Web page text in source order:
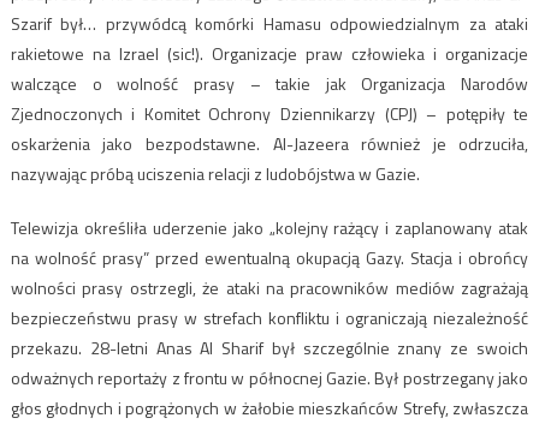
Szarif był… przywódcą komórki Hamasu odpowiedzialnym za ataki
rakietowe na Izrael (sic!). Organizacje praw człowieka i organizacje
walczące o wolność prasy – takie jak Organizacja Narodów
Zjednoczonych i Komitet Ochrony Dziennikarzy (CPJ) – potępiły te
oskarżenia jako bezpodstawne. Al-Jazeera również je odrzuciła,
nazywając próbą uciszenia relacji z ludobójstwa w Gazie.
Telewizja określiła uderzenie jako „kolejny rażący i zaplanowany atak
na wolność prasy” przed ewentualną okupacją Gazy. Stacja i obrońcy
wolności prasy ostrzegli, że ataki na pracowników mediów zagrażają
bezpieczeństwu prasy w strefach konfliktu i ograniczają niezależność
przekazu. 28-letni Anas Al Sharif był szczególnie znany ze swoich
odważnych reportaży z frontu w północnej Gazie. Był postrzegany jako
głos głodnych i pogrążonych w żałobie mieszkańców Strefy, zwłaszcza